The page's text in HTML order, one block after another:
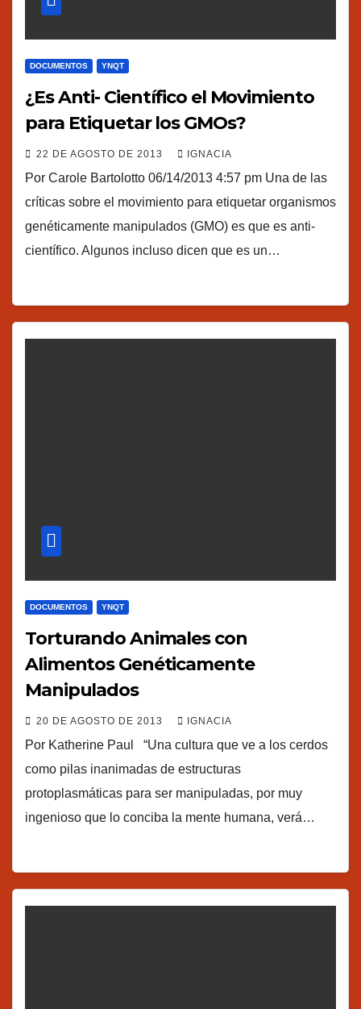
DOCUMENTOS YNQT
¿Es Anti- Científico el Movimiento
para Etiquetar los GMOs?
22 DE AGOSTO DE 2013 IGNACIA
Por Carole Bartolotto 06/14/2013 4:57 pm Una de las
críticas sobre el movimiento para etiquetar organismos
genéticamente manipulados (GMO) es que es anti-
científico. Algunos incluso dicen que es un…
DOCUMENTOS YNQT
Torturando Animales con
Alimentos Genéticamente
Manipulados
20 DE AGOSTO DE 2013 IGNACIA
Por Katherine Paul “Una cultura que ve a los cerdos
como pilas inanimadas de estructuras
protoplasmáticas para ser manipuladas, por muy
ingenioso que lo conciba la mente humana, verá…